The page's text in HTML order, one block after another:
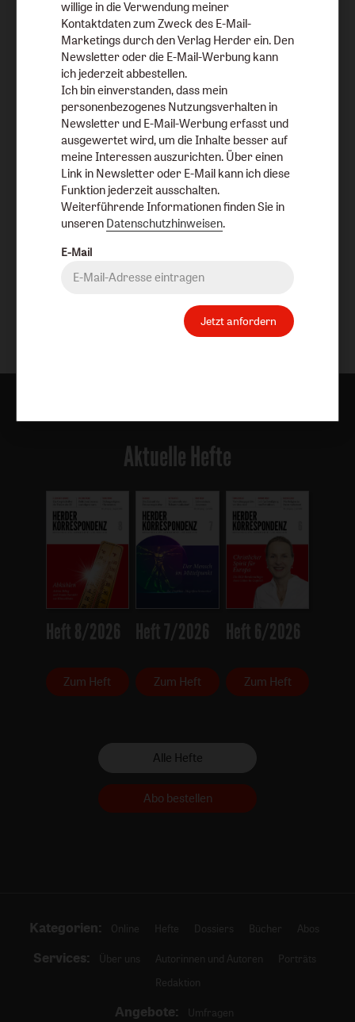
Katholische Kirche in Deutschland
Die Trends und Debatten der katholischen
Kirche in Deutschland.
Alle Inhalte zum Thema
Aktuelle Hefte
Heft 8/2026
Zum Heft
Heft 7/2026
Zum Heft
Heft 6/2026
Zum Heft
Alle Hefte
Abo bestellen
Kategorien: Online Hefte Dossiers Bücher Abos
Services: Über uns Autorinnen und Autoren
Porträts
Redaktion
Angebote: Umfragen
willige in die Verwendung meiner
Kontaktdaten zum Zweck des E-Mail-
Marketings durch den Verlag Herder ein. Den
Newsletter oder die E-Mail-Werbung kann
ich jederzeit abbestellen.
Ich bin einverstanden, dass mein
personenbezogenes Nutzungsverhalten in
Newsletter und E-Mail-Werbung erfasst und
ausgewertet wird, um die Inhalte besser auf
meine Interessen auszurichten. Über einen
Link in Newsletter oder E-Mail kann ich diese
Funktion jederzeit ausschalten.
Weiterführende Informationen finden Sie in
unseren Datenschutzhinweisen.
E-Mail
Jetzt anfordern